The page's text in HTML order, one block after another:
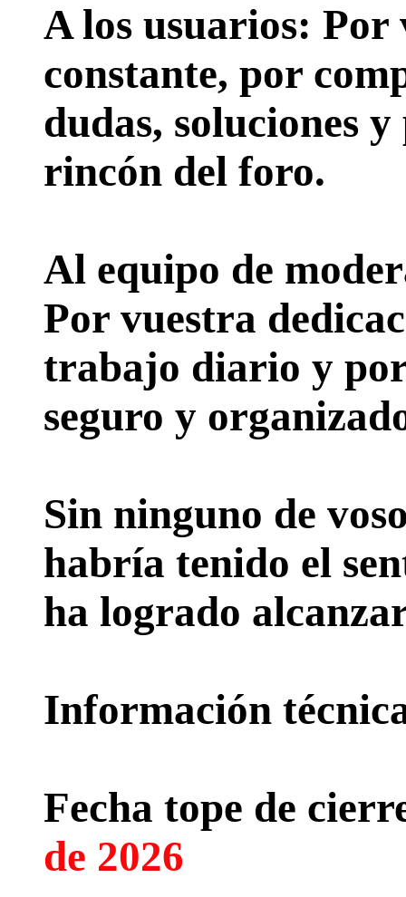
A los usuarios: Por
constante, por
dudas, soluciones
rincón del foro.
Al equipo de
Por vuestra
trabajo diario y por
seguro y
Sin ninguno de
habría tenido el
ha logrado
Información
Fecha tope de
de 2026